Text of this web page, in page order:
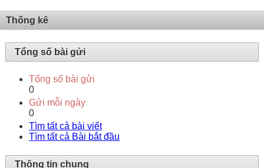
Thống kê
Tổng số bài gửi
Tổng số bài gửi
0
Gửi mỗi ngày
0
Tìm tất cả bài viết
Tìm tất cả Bài bắt đầu
Thông tin chung